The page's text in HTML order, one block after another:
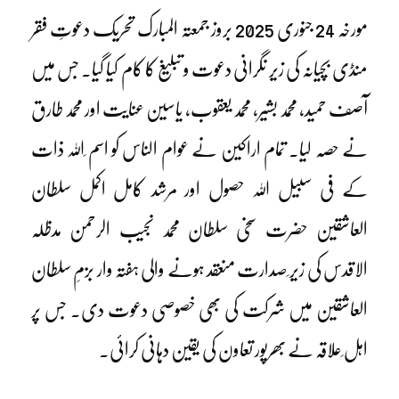
مورخہ 24 جنوری 2025 بروز جمعتہ المبارک تحریک دعوتِ فقر
منڈی بچیانہ کی زیر نگرانی دعوت و تبلیغ کا کام کیا گیا۔ جس میں
آصف حمید، محمد بشیر، محمد یعقوب، یاسین عنایت اور محمد طارق
نے حصہ لیا۔ تمام اراکین نے عوام الناس کو اسم ِاللہ ذات
کے فی سبیل اللہ حصول اور مرشد کامل اکمل سلطان
العاشقین حضرت سخی سلطان محمد نجیب الرحمن مدظلہ
الاقدس کی زیر ِصدارت منعقد ہونے والی ہفتہ وار بزمِ سلطان
العاشقین میں شرکت کی بھی خصوصی دعوت دی۔ جس پر
اہل ِعلاقہ نے بھرپور تعاون کی یقین دہانی کرائی۔